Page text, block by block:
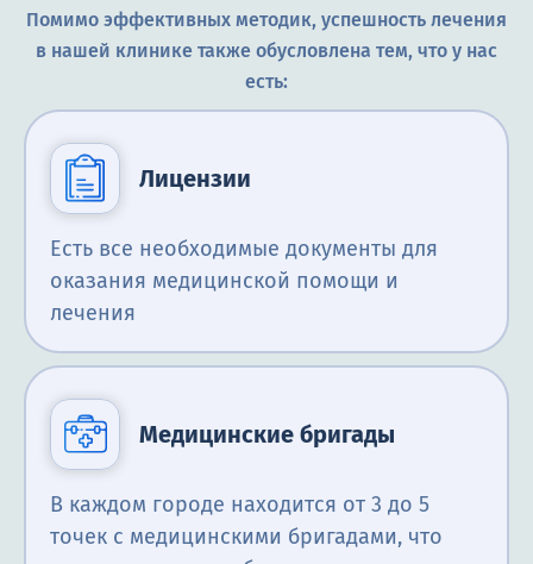
Помимо эффективных методик, успешность лечения
в нашей клинике также обусловлена тем, что у нас
есть:
Лицензии
Есть все необходимые документы для
оказания медицинской помощи и
лечения
Медицинские бригады
В каждом городе находится от 3 до 5
точек с медицинскими бригадами, что